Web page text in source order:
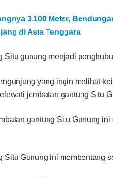
3.100 Meter,
di Asia Tenggara
Situ gunung menjadi
yang ingin melihat
jembatan gantung Situ
gantung Situ Gunung
Situ Gunung ini membentang